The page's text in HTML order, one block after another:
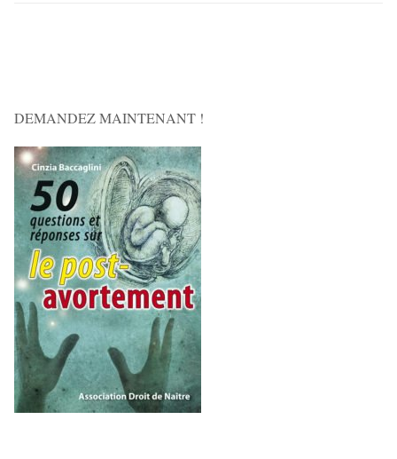
DEMANDEZ MAINTENANT !